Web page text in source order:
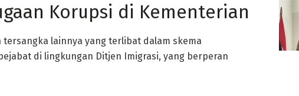
Korupsi di Kementerian
tersangka lainnya yang terlibat dalam skema
di lingkungan Ditjen Imigrasi, yang berperan